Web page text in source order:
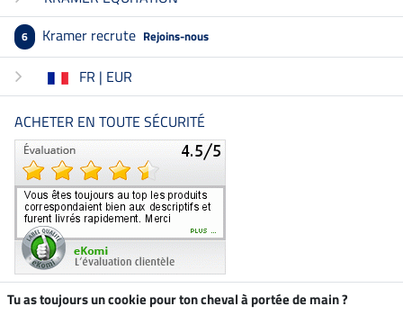
6 Kramer recrute Rejoins-nous
FR | EUR
ACHETER EN TOUTE SÉCURITÉ
Tu as toujours un cookie pour ton cheval à portée de main ?